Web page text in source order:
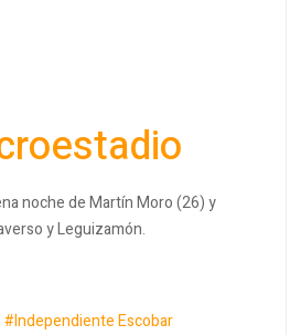
noche de Martín Moro (26) y
y Leguizamón.
Independiente Escobar